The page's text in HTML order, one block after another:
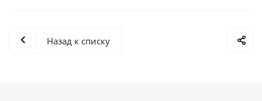
Назад к списку